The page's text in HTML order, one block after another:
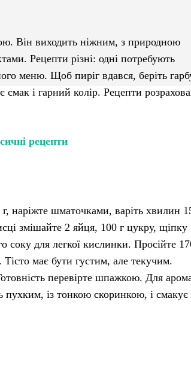
Він виходить ніжним, з природною
Рецепти різні: одні потребують
меню. Щоб пиріг вдався, беріть
і гарний колір. Рецепти
рецепти
наріжте шматочками, варіть хвилин
змішайте 2 яйця, 100 г цукру, щіпку
соку для легкої кислинки. Просійте
має бути густим, але текучим.
перевірте шпажкою. Для
пухким, із тонкою скоринкою, і смакує